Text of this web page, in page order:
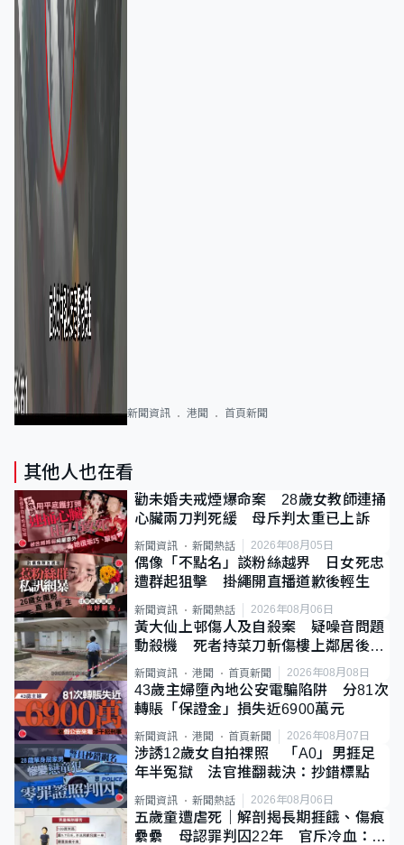
新聞資訊 港聞 首頁新聞
其他人也在看
勸未婚夫戒煙爆命案 28歲女教師連捅
心臟兩刀判死緩 母斥判太重已上訴
新聞資訊 新聞熱話 2026年08月05日
偶像「不點名」談粉絲越界 日女死忠
遭群起狙擊 掛繩開直播道歉後輕生
新聞資訊 新聞熱話 2026年08月06日
黃大仙上邨傷人及自殺案 疑噪音問題
動殺機 死者持菜刀斬傷樓上鄰居後墮
斃
新聞資訊 港聞 首頁新聞 2026年08月08日
43歲主婦墮內地公安電騙陷阱 分81次
轉賬「保證金」損失近6900萬元
新聞資訊 港聞 首頁新聞 2026年08月07日
涉誘12歲女自拍祼照 「A0」男捱足
年半冤獄 法官推翻裁決：抄錯標點
新聞資訊 新聞熱話 2026年08月06日
五歲童遭虐死｜解剖揭長期捱餓、傷痕
纍纍 母認罪判囚22年 官斥冷血：同